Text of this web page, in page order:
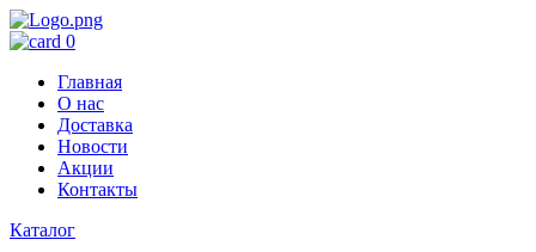
0
Главная
О нас
Доставка
Новости
Акции
Контакты
Каталог